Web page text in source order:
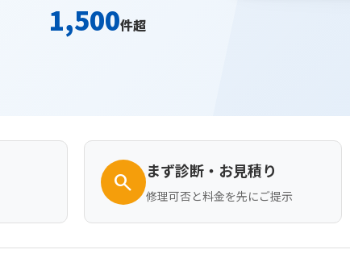
1,500件超
search まず診断・お見積り
修理可否と料金を先にご提示